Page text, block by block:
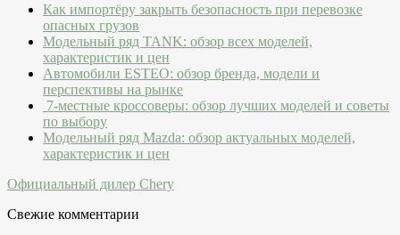
Как импортёру закрыть безопасность при перевозке
опасных грузов
Модельный ряд TANK: обзор всех моделей,
характеристик и цен
Автомобили ESTEO: обзор бренда, модели и
перспективы на рынке
7-местные кроссоверы: обзор лучших моделей и советы
по выбору
Модельный ряд Mazda: обзор актуальных моделей,
характеристик и цен
Официальный дилер Chery
Свежие комментарии